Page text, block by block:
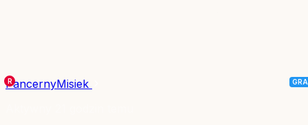
PancernyMisiek